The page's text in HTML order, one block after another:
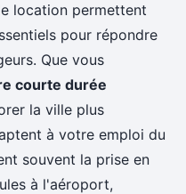
location permettent
pour répondre
Que vous
courte durée
la ville plus
à votre emploi du
souvent la prise en
à l'aéroport,